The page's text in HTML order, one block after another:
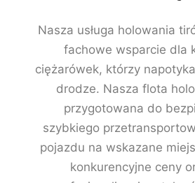
Nasza usługa holowania
fachowe wsparcie dla
ciężarówek, którzy
drodze. Nasza flota
przygotowana do
szybkiego
pojazdu na wskazane
konkurencyjne ceny